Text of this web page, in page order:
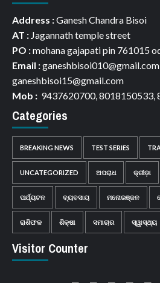
Address :Ganesh Chandra Bisoi
AT : Jagannath temple street
PO :mohana gajapati pin 761015
Email :ganeshbisoi010@gmail.com ,
ganeshbisoi15@gmail.com
Mob : 9437620700, 8018150533,
Categories
BREAKING NEWS TEST SERIES
UNCATEGORIZED ଅପରାଧ କ୍ରୀଡ଼ା
ପର୍ଯ୍ୟଟନ ବ୍ୟବସାୟ ମନୋରଞ୍ଜନ
ରାଶିଫଳ ଶିକ୍ଷା ସମାଚାର ସ୍ୱାସ୍ଥ୍ୟ
Visitor Counter